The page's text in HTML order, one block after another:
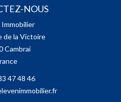
NOUS
Immobilier
de la Victoire
Cambrai
47 48 46